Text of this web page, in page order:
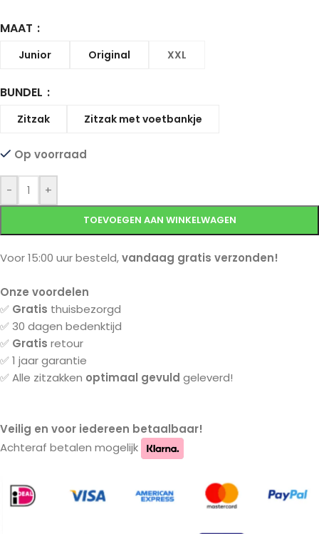
MAAT
Junior Original XXL
BUNDEL
Zitzak Zitzak met voetbankje
Op voorraad
- +
TOEVOEGEN AAN WINKELWAGEN
Voor 15:00 uur besteld,vandaag gratis verzonden!
Onze voordelen
✅ Gratis thuisbezorgd
✅ 30 dagen bedenktijd
✅ Gratis retour
✅ 1 jaar garantie
✅ Alle zitzakken optimaal gevuld geleverd!
Veilig en voor iedereen betaalbaar!
Achteraf betalen mogelijk